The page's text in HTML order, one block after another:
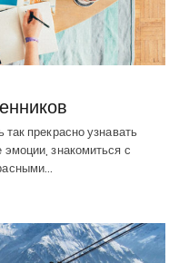
прекрасно узнавать
знакомиться с